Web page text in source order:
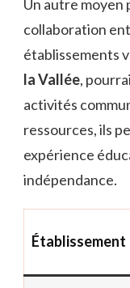
Un autre
collaboration
établissements
la Vallée,
activités
ressources, ils
expérience
indépendance.
Établissement